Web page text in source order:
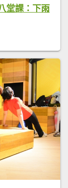
堂課：下雨